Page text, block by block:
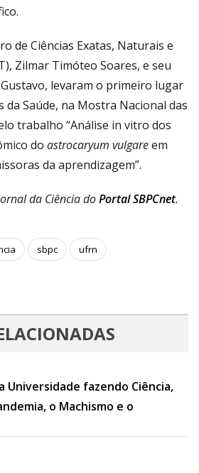
de Ciências Exatas, Naturais e
Zilmar Timóteo Soares, e seu
levaram o primeiro lugar
da Saúde, na Mostra Nacional das
trabalho “Análise in vitro dos
do astrocaryum vulgareem
da aprendizagem”.
da Ciência doPortal SBPCnet.
sbpc ufrn
Universidade fazendo Ciência,
o Machismo e o